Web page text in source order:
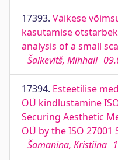
17393. Väikese
kasutamise
analysis of a small
Šalkevitš, Mihhail
17394. Esteetilise
OÜ kindlustamine
Securing Aesthetic
OÜ by the ISO 27001
Šamanina, Kristiina